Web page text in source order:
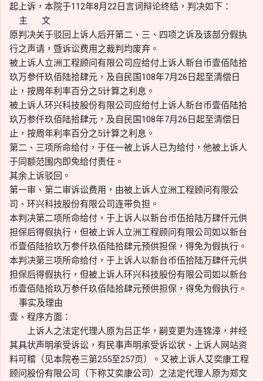
起上诉，本院于112年8月22日言词辩论终结，判决如下：
主 文
原判决关于驳回上诉人后开第二、三、四项之诉及该部分假执
行之声请，暨诉讼费用之裁判均废弃。
被上诉人立洲工程顾问有限公司应给付上诉人新台币壹佰陆拾
玖万参仟玖佰陆拾肆元，及自民国108年7月26日起至清偿日
止，按周年利率百分之5计算之利息。
被上诉人环兴科技股份有限公司应给付上诉人新台币壹佰陆拾
玖万参仟玖佰陆拾肆元，及自民国108年7月26日起至清偿日
止，按周年利率百分之5计算之利息。
第二、三项所命给付，于任一被上诉人已为给付，他被上诉人
于同额范围内即免给付责任。
其余上诉驳回。
第一审、第二审诉讼费用，由被上诉人立洲工程顾问有限公
司、环兴科技股份有限公司连带负担。
本判决第二项所命给付，于上诉人以新台币伍拾陆万肆仟元供
担保后得假执行，但被上诉人立洲工程顾问有限公司如以新台
币壹佰陆拾玖万参仟玖佰陆拾肆元预供担保，得免为假执行。
本判决第三项所命给付，于上诉人以新台币伍拾陆万肆仟元供
担保后得假执行，但被上诉人环兴科技股份有限公司如以新台
币壹佰陆拾玖万参仟玖佰陆拾肆元预供担保，得免为假执行。
事实及理由
壹、程序方面：
上诉人之法定代理人原为吕正华，嗣变更为连锦漳，并经
其具状声明承受诉讼，有民事声明承受诉讼状、上诉人网站资
料可稽（见本院卷三第255至257页）。又被上诉人艾奕康工程
顾问股份有限公司（下称艾奕康公司）之法定代理人原为郑文